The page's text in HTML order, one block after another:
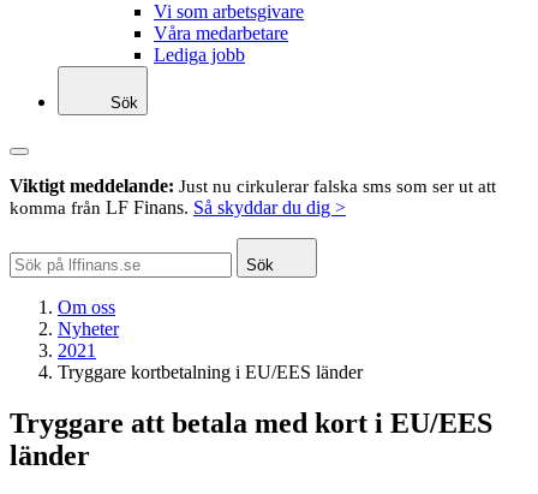
Vi som arbetsgivare
Våra medarbetare
Lediga jobb
Sök
Viktigt meddelande: Just nu cirkulerar falska sms som ser ut att
komma från LF Finans. Så skyddar du dig >
Sök
Om oss
Nyheter
2021
Tryggare kortbetalning i EU/EES länder
Tryggare att betala med kort i EU/EES
länder